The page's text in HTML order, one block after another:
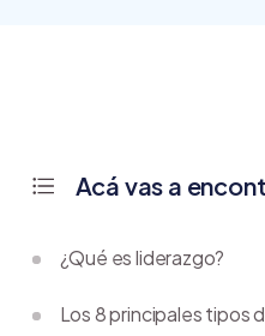
Acá vas a
¿Qué es liderazgo?
Los 8 principales tipos